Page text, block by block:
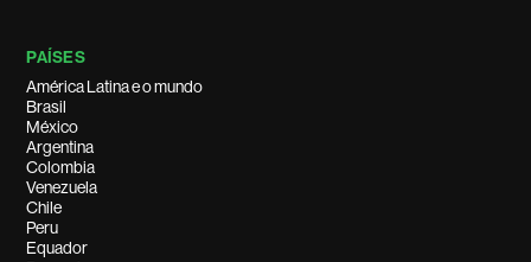
PAÍSES
América Latina e o mundo
Brasil
México
Argentina
Colombia
Venezuela
Chile
Peru
Equador